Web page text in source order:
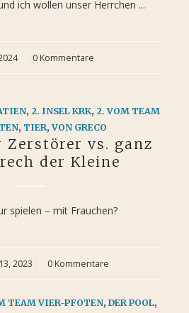
ich wollen unser Herrchen ...
0 Kommentare
, 2. INSEL KRK, 2. VOM TEAM
, TIER,VON GRECO
Zerstörer vs. ganz
der Kleine
spielen – mit Frauchen?
2023 0 Kommentare
TEAM VIER-PFOTEN, DER POOL,